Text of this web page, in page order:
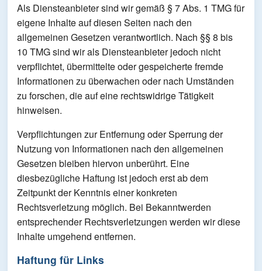
Als Diensteanbieter sind wir gemäß § 7 Abs. 1 TMG für
eigene Inhalte auf diesen Seiten nach den
allgemeinen Gesetzen verantwortlich. Nach §§ 8 bis
10 TMG sind wir als Diensteanbieter jedoch nicht
verpflichtet, übermittelte oder gespeicherte fremde
Informationen zu überwachen oder nach Umständen
zu forschen, die auf eine rechtswidrige Tätigkeit
hinweisen.
Verpflichtungen zur Entfernung oder Sperrung der
Nutzung von Informationen nach den allgemeinen
Gesetzen bleiben hiervon unberührt. Eine
diesbezügliche Haftung ist jedoch erst ab dem
Zeitpunkt der Kenntnis einer konkreten
Rechtsverletzung möglich. Bei Bekanntwerden
entsprechender Rechtsverletzungen werden wir diese
Inhalte umgehend entfernen.
Haftung für Links